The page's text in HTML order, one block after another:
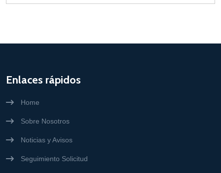
Enlaces rápidos
Home
Sobre Nosotros
Noticias y Avisos
Seguimiento Solicitud